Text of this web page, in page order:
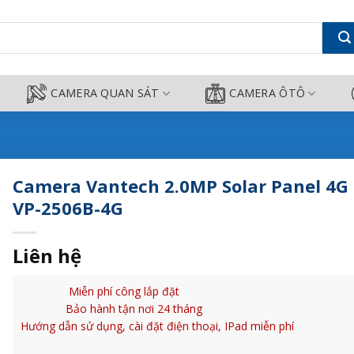
IP VP-2506B-4G - Camera
CAMERA QUAN SÁT CAMERA ÔTÔ
Camera Vantech 2.0MP Solar Panel 4G
VP-2506B-4G
Liên hệ
Miễn phí công lắp đặt
Bảo hành tận nơi 24 tháng
Hướng dẫn sử dụng, cài đặt điện thoại, IPad miễn phí